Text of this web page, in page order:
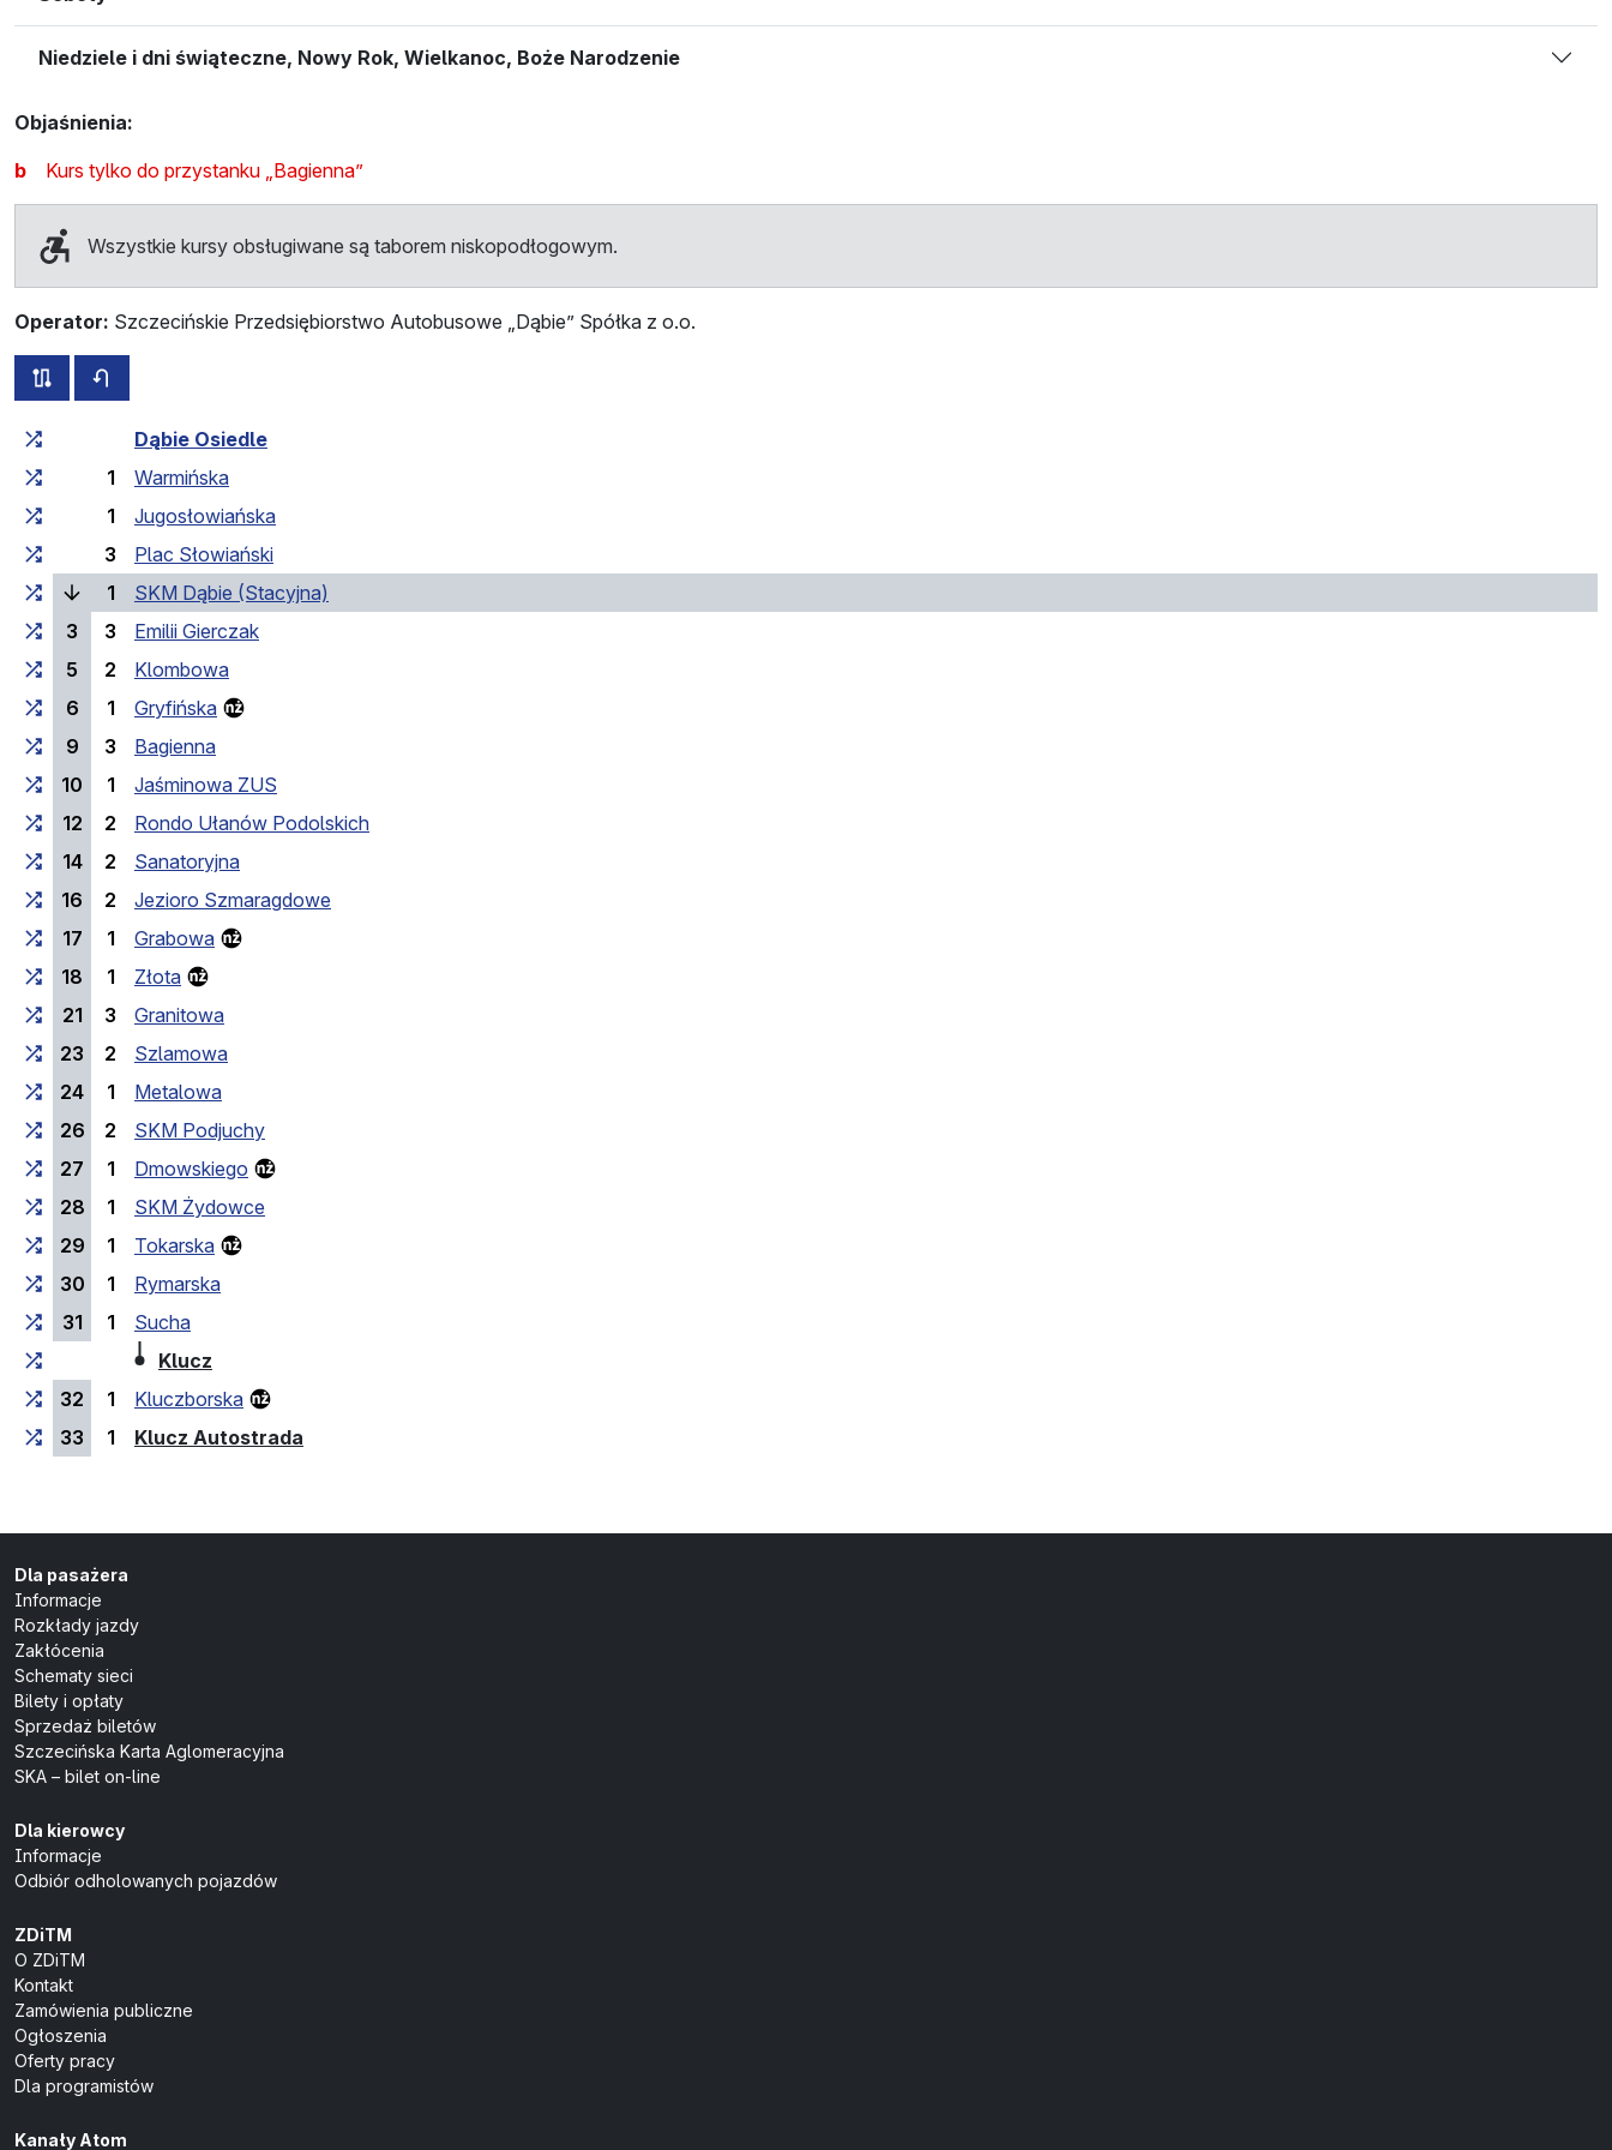
Niedziele i dni świąteczne, Nowy Rok, Wielkanoc, Boże Narodzenie
Objaśnienia:
b
Kurs tylko do przystanku „Bagienna”
Wszystkie kursy obsługiwane są taborem niskopodłogowym.
Operator: Szczecińskie Przedsiębiorstwo Autobusowe „Dąbie” Spółka z o.o.
wszystkie trasy tej linii
Czas przejazdu narastająco
Dąbie Osiedle
1
Warmińska
1
Jugosłowiańska
3
Plac Słowiański
1
SKM Dąbie (Stacyjna)
3
3
Emilii Gierczak
5
2
Klombowa
6
1
Gryfińska
9
3
Bagienna
10
1
Jaśminowa ZUS
12
2
Rondo Ułanów Podolskich
14
2
Sanatoryjna
16
2
Jezioro Szmaragdowe
17
1
Grabowa
18
1
Złota
21
3
Granitowa
23
2
Szlamowa
24
1
Metalowa
26
2
SKM Podjuchy
27
1
Dmowskiego
28
1
SKM Żydowce
29
1
Tokarska
30
1
Rymarska
31
1
Sucha
Klucz
32
1
Kluczborska
33
1 Klucz Autostrada
Dla pasażera
Informacje
Rozkłady jazdy
Zakłócenia
Schematy sieci
Bilety i opłaty
Sprzedaż biletów
Szczecińska Karta Aglomeracyjna
SKA – bilet on-line
Dla kierowcy
Informacje
Odbiór odholowanych pojazdów
ZDiTM
O ZDiTM
Kontakt
Zamówienia publiczne
Ogłoszenia
Oferty pracy
Dla programistów
Kanały Atom